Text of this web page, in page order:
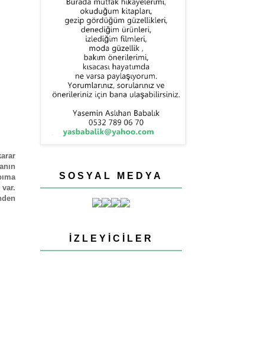
var.
SOSYAL MEDYA
İZLEYICILER